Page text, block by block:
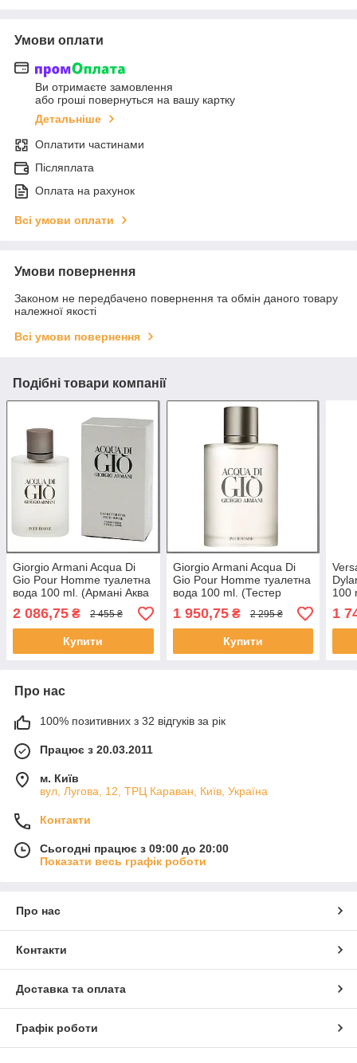
Умови оплати
Ви отримаєте замовлення
або гроші повернуться на вашу картку
Детальніше
Оплатити частинами
Післяплата
Оплата на рахунок
Всі умови оплати
Умови повернення
Законом не передбачено повернення та обмін даного товару
належної якості
Всі умови повернення
Подібні товари компанії
Giorgio Armani Acqua Di
Gio Pour Homme туалетна
вода 100 ml. (Армані Аква
ді Джіо Пур Хом)
2 086,75 ₴ 2 455 ₴
Купити
Giorgio Armani Acqua Di
Gio Pour Homme туалетна
вода 100 ml. (Тестер
Армані Аква ді Джіо Пур
Хом)
1 950,75₴ 2 295 ₴
Купити
100
Пур
1
Про нас
100% позитивних з 32 відгуків за рік
Працює з 20.03.2011
м. Київ
вул, Лугова, 12, ТРЦ Караван, Київ, Україна
Контакти
Сьогодні працює з 09:00 до 20:00
Показати весь графік роботи
Про нас
Контакти
Доставка та оплата
Графік роботи